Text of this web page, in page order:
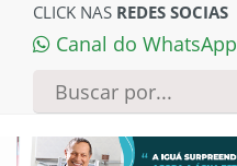
CLICK NAS REDES SOCIAS
Canal do WhatsApp